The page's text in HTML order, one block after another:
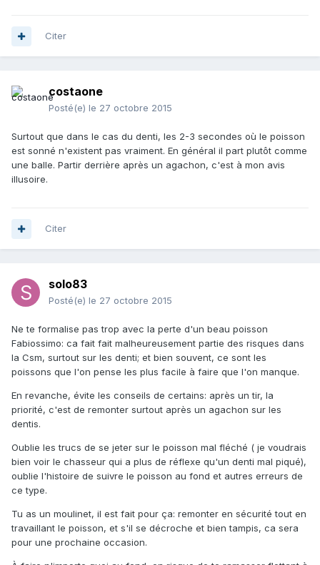
Citer
costaone
Posté(e) le 27 octobre 2015
Surtout que dans le cas du denti, les 2-3 secondes où le poisson
est sonné n'existent pas vraiment. En général il part plutôt comme
une balle. Partir derrière après un agachon, c'est à mon avis
illusoire.
Citer
solo83
Posté(e) le 27 octobre 2015
Ne te formalise pas trop avec la perte d'un beau poisson
Fabiossimo: ca fait fait malheureusement partie des risques dans
la Csm, surtout sur les denti; et bien souvent, ce sont les
poissons que l'on pense les plus facile à faire que l'on manque.
En revanche, évite les conseils de certains: après un tir, la
priorité, c'est de remonter surtout après un agachon sur les
dentis.
Oublie les trucs de se jeter sur le poisson mal fléché ( je voudrais
bien voir le chasseur qui a plus de réflexe qu'un denti mal piqué),
oublie l'histoire de suivre le poisson au fond et autres erreurs de
ce type.
Tu as un moulinet, il est fait pour ça: remonter en sécurité tout en
travaillant le poisson, et s'il se décroche et bien tampis, ca sera
pour une prochaine occasion.